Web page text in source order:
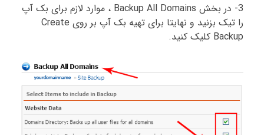
3- در بخش Backup All Domains ، موارد لازم برای بک آپ
را تیک بزنید و نهایتا برای تهیه بک آپ بر روی Create
Backup کلیک کنید.